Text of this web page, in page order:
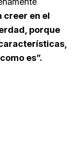
creer en el
porque
es”.